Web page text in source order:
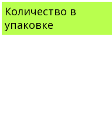
Количество в
упаковке